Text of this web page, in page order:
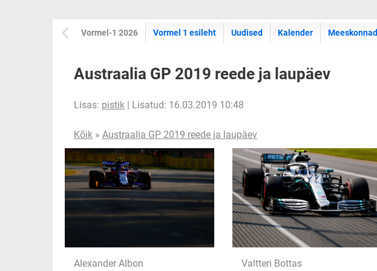
Vormel-1 2026 Vormel 1 esileht Uudised Kalender Meeskonnad
Austraalia GP 2019 reede ja laupäev
Lisas: pistik | Lisatud: 16.03.2019 10:48
Kõik » Austraalia GP 2019 reede ja laupäev
Alexander Albon Valtteri Bottas